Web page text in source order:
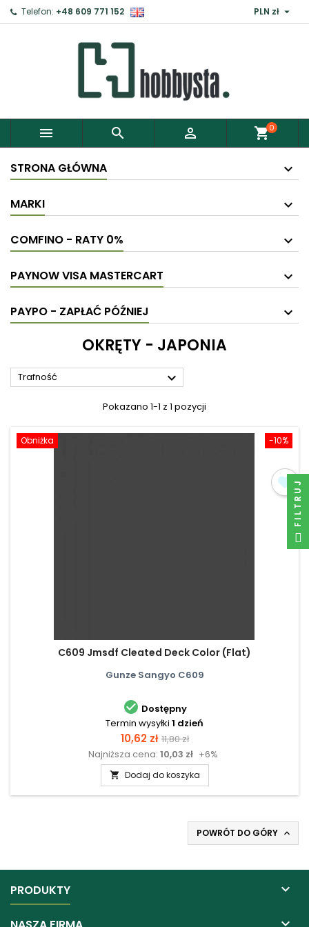
Telefon: +48 609 771 152 PLN zł 
   shopping_cart0
STRONA GŁÓWNA
MARKI
COMFINO - RATY 0%
PAYNOW VISA MASTERCART
PAYPO - ZAPŁAĆ PÓŹNIEJ
OKRĘTY - JAPONIA
Trafność 
Pokazano 1-1 z 1 pozycji
-10%
Obniżka
C609 Jmsdf Cleated Deck Color (Flat)
Gunze Sangyo C609
 Dostępny
Termin wysyłki 1 dzień
Cena
10,62 zł Cena
podstawowa
11,80 zł
Najniższa cena: 10,03 zł +6%
 Dodaj do koszyka
POWRÓT DO GÓRY 
PRODUKTY 

Zaloguj ×
Aby zapisać produkty do Schowka, musisz się
Anuluj Zaloguj
FILTRUJ